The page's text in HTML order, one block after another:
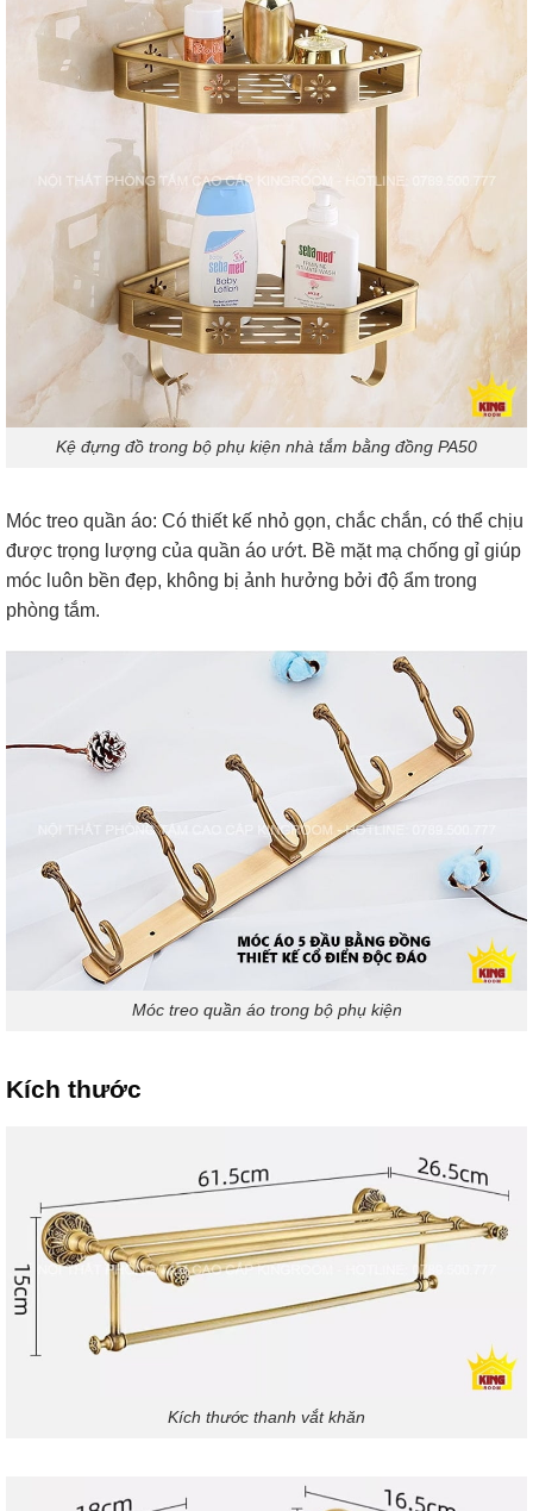
Kệ đựng đồ trong bộ phụ kiện nhà tắm bằng đồng PA50
Móc treo quần áo: Có thiết kế nhỏ gọn, chắc chắn, có thể chịu
được trọng lượng của quần áo ướt. Bề mặt mạ chống gỉ giúp
móc luôn bền đẹp, không bị ảnh hưởng bởi độ ẩm trong
phòng tắm.
Móc treo quần áo trong bộ phụ kiện
Kích thước
Kích thước thanh vắt khăn